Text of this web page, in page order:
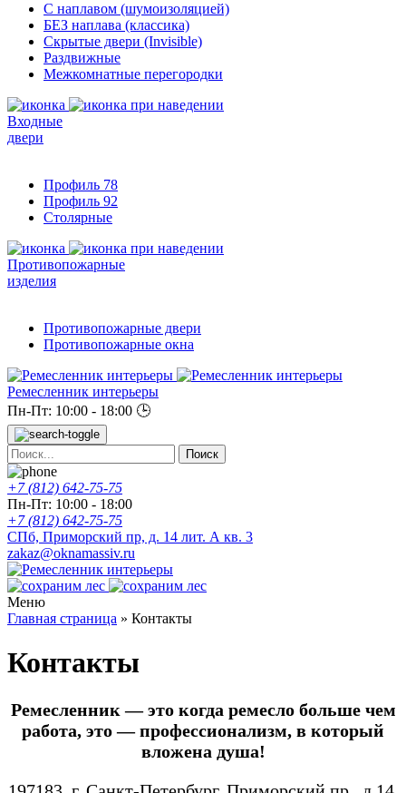
С наплавом (шумоизоляцией)
БЕЗ наплава (классика)
Скрытые двери (Invisible)
Раздвижные
Межкомнатные перегородки
Входные
двери
Профиль 78
Профиль 92
Столярные
Противопожарные
изделия
Противопожарные двери
Противопожарные окна
Ремесленник интерьеры
Пн-Пт: 10:00 - 18:00 🕒
+7 (812) 642-75-75
Пн-Пт: 10:00 - 18:00
+7 (812) 642-75-75
СПб, Приморский пр, д. 14 лит. А кв. 3
zakaz@oknamassiv.ru
Меню
Главная страница » Контакты
Контакты
Ремесленник — это когда ремесло больше чем
работа, это — профессионализм, в который
вложена душа!